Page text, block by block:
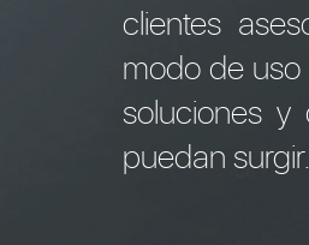
clientes
modo de
soluciones y
puedan surgir.